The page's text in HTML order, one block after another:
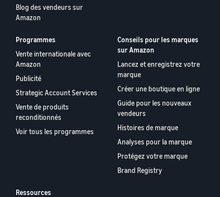
Blog des vendeurs sur
Amazon
Programmes
Vente internationale avec
Amazon
Publicité
Strategic Account Services
Vente de produits
reconditionnés
Voir tous les programmes
Conseils pour les marques
sur Amazon
Lancez et enregistrez votre
marque
Créer une boutique en ligne
Guide pour les nouveaux
vendeurs
Histoires de marque
Analyses pour la marque
Protégez votre marque
Brand Registry
Ressources